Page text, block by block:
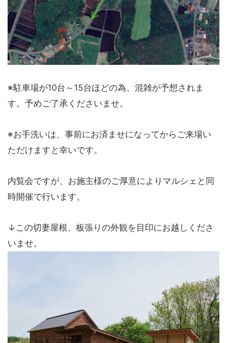
※駐車場が10台～15台ほどの為、混雑が予想されま
す。予めご了承くださいませ。
※お手洗いは、事前にお済ませになってからご来場い
ただけますと幸いです。
内覧会ですが、お施主様のご厚意によりマルシェと同
時開催で行います。
↓この切妻屋根、板張りの外観を目印にお越しくださ
いませ。